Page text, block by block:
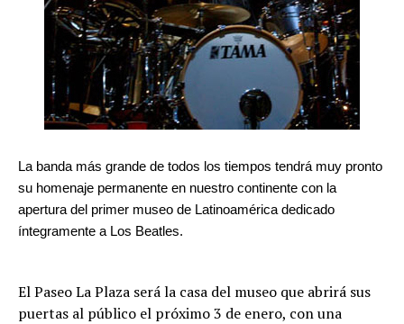
La banda más grande de todos los tiempos tendrá muy pronto
su homenaje permanente en nuestro continente con la
apertura del primer museo de Latinoamérica dedicado
íntegramente a Los Beatles.
El Paseo La Plaza será la casa del museo que abrirá sus
puertas al público el próximo 3 de enero, con una